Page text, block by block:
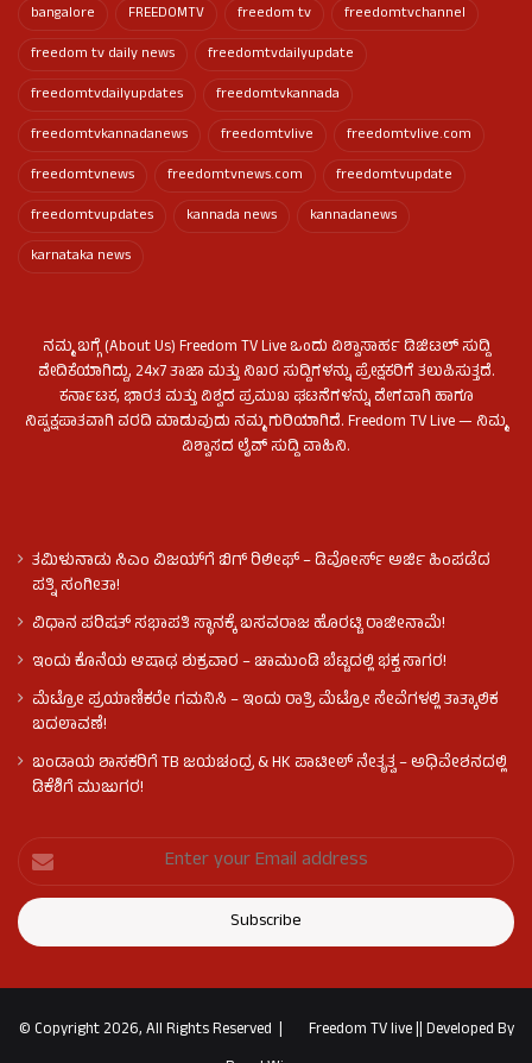
bangalore FREEDOMTV freedom tv
freedomtvchannel
freedom tv daily news
freedomtvdailyupdate
freedomtvdailyupdates
freedomtvkannada
freedomtvkannadanews
freedomtvlive
freedomtvlive.com
freedomtvnews
freedomtvnews.com
freedomtvupdate
freedomtvupdates
kannada news
kannadanews
karnataka news
ನಮ್ಮ ಬಗ್ಗೆ (About Us) Freedom TV Live ಒಂದು ವಿಶ್ವಾಸಾರ್ಹ ಡಿಜಿಟಲ್ ಸುದ್ದಿ
ವೇದಿಕೆಯಾಗಿದ್ದು, 24x7 ತಾಜಾ ಮತ್ತು ನಿಖರ ಸುದ್ದಿಗಳನ್ನು ಪ್ರೇಕ್ಷಕರಿಗೆ ತಲುಪಿಸುತ್ತದೆ.
ಕರ್ನಾಟಕ, ಭಾರತ ಮತ್ತು ವಿಶ್ವದ ಪ್ರಮುಖ ಘಟನೆಗಳನ್ನು ವೇಗವಾಗಿ ಹಾಗೂ
ನಿಷ್ಪಕ್ಷಪಾತವಾಗಿ ವರದಿ ಮಾಡುವುದು ನಮ್ಮ ಗುರಿಯಾಗಿದೆ. Freedom TV Live — ನಿಮ್ಮ
ವಿಶ್ವಾಸದ ಲೈವ್ ಸುದ್ದಿ ವಾಹಿನಿ.
ತಮಿಳುನಾಡು ಸಿಎಂ ವಿಜಯ್‌ಗೆ ಬಿಗ್ ರಿಲೀಫ್ – ಡಿವೋರ್ಸ್ ಅರ್ಜಿ ಹಿಂಪಡೆದ
ಪತ್ನಿ ಸಂಗೀತಾ!
ವಿಧಾನ ಪರಿಷತ್ ಸಭಾಪತಿ ಸ್ಥಾನಕ್ಕೆ ಬಸವರಾಜ ಹೊರಟ್ಟಿ ರಾಜೀನಾಮೆ!
ಇಂದು ಕೊನೆಯ ಆಷಾಢ ಶುಕ್ರವಾರ – ಚಾಮುಂಡಿ ಬೆಟ್ಟದಲ್ಲಿ ಭಕ್ತ ಸಾಗರ!
ಮೆಟ್ರೋ ಪ್ರಯಾಣಿಕರೇ ಗಮನಿಸಿ – ಇಂದು ರಾತ್ರಿ ಮೆಟ್ರೋ ಸೇವೆಗಳಲ್ಲಿ ತಾತ್ಕಾಲಿಕ
ಬದಲಾವಣೆ!
ಬಂಡಾಯ ಶಾಸಕರಿಗೆ TB ಜಯಚಂದ್ರ & HK ಪಾಟೀಲ್ ನೇತೃತ್ವ – ಅಧಿವೇಶನದಲ್ಲಿ
ಡಿಕೆಶಿಗೆ ಮುಜುಗರ!
© Copyright 2026, All Rights Reserved | Freedom TV live||Developed By